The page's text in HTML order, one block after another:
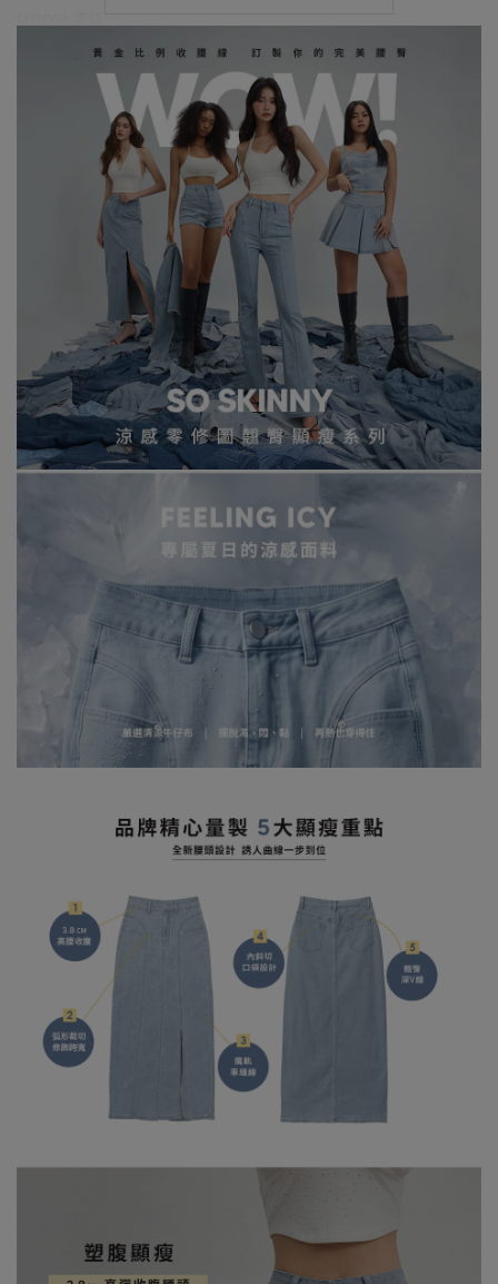
腰圍Waist：59cm／臀圍hips：91cm
試穿報告：模特兒穿著S號
身高164cm／胸圍Bust：73cm
腰圍Waist：59cm／臀圍hips：85cm
試穿報告：模特兒穿著S號